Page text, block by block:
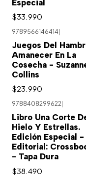
Especial
$33.990
9789566146414
Juegos Del
Amanecer En La
Cosecha -
Collins
$23.990
9788408299622
Libro Una Corte
Hielo Y Estrellas.
Edición Especial -
Editorial:
- Tapa Dura
$38.490